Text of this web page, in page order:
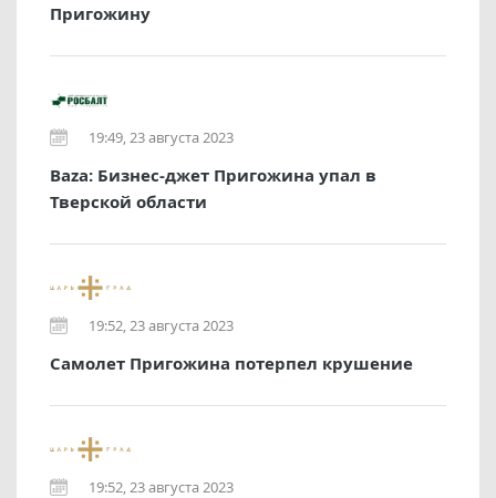
Пригожину
19:49, 23 августа 2023
Baza: Бизнес-джет Пригожина упал в
Тверской области
19:52, 23 августа 2023
Самолет Пригожина потерпел крушение
19:52, 23 августа 2023